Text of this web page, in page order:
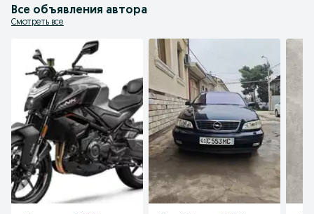
Все объявления автора
Смотреть все